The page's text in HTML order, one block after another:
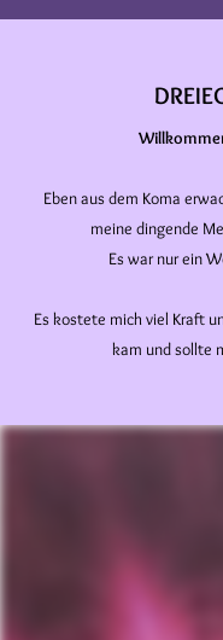
Eben aus dem Koma
meine dingende
Es war nur ein
Es kostete mich viel Kraft
kam und sollte